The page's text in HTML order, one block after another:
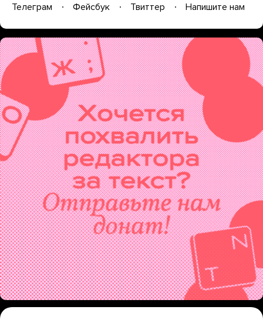
Телеграм Фейсбук Твиттер Напишите нам